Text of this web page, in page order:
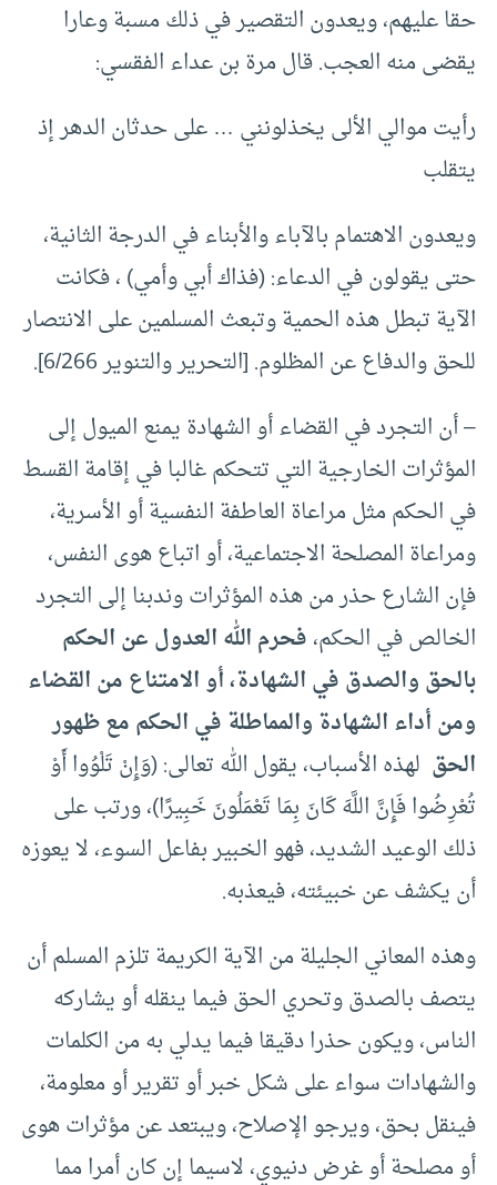
حقا عليهم، ويعدون التقصير في ذلك مسبة وعارا
يقضى منه العجب. قال مرة بن عداء الفقسي:
رأيت موالي الألى يخذلونني … على حدثان الدهر إذ
يتقلب
ويعدون الاهتمام بالآباء والأبناء في الدرجة الثانية،
حتى يقولون في الدعاء: (فذاك أبي وأمي) ، فكانت
الآية تبطل هذه الحمية وتبعث المسلمين على الانتصار
للحق والدفاع عن المظلوم. [التحرير والتنوير 6/266].
– أن التجرد في القضاء أو الشهادة يمنع الميول إلى
المؤثرات الخارجية التي تتحكم غالبا في إقامة القسط
في الحكم مثل مراعاة العاطفة النفسية أو الأسرية،
ومراعاة المصلحة الاجتماعية، أو اتباع هوى النفس،
فإن الشارع حذر من هذه المؤثرات وندبنا إلى التجرد
الخالص في الحكم،فحرم الله العدول عن الحكم
بالحق والصدق في الشهادة، أو الامتناع من القضاء
ومن أداء الشهادة والمماطلة في الحكم مع ظهور
الحق لهذه الأسباب، يقول الله تعالى: (وَإِنْ تَلْوُوا أَوْ
تُعْرِضُوا فَإِنَّ اللَّهَ كَانَ بِمَا تَعْمَلُونَ خَبِيرًا)، ورتب على
ذلك الوعيد الشديد، فهو الخبير بفاعل السوء، لا يعوزه
أن يكشف عن خبيئته، فيعذبه.
وهذه المعاني الجليلة من الآية الكريمة تلزم المسلم أن
يتصف بالصدق وتحري الحق فيما ينقله أو يشاركه
الناس، ويكون حذرا دقيقا فيما يدلي به من الكلمات
والشهادات سواء على شكل خبر أو تقرير أو معلومة،
فينقل بحق، ويرجو الإصلاح، ويبتعد عن مؤثرات هوى
أو مصلحة أو غرض دنيوي، لاسيما إن كان أمرا مما